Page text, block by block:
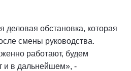
деловая обстановка, которая
смены руководства.
работают, будем
и в дальнейшем», -